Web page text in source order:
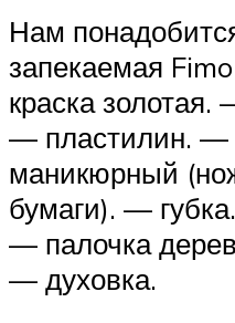
Нам
запекаемая
краска золотая.
— пластилин. —
маникюрный
бумаги). —
— палочка
— духовка.